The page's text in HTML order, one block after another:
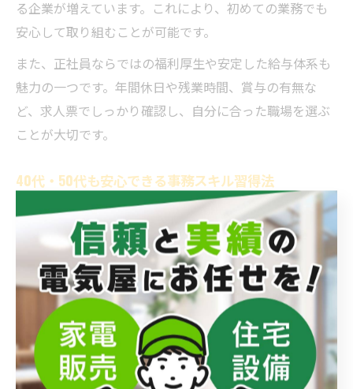
る企業が増えています。これにより、初めての業務でも
安心して取り組むことが可能です。
また、正社員ならではの福利厚生や安定した給与体系も
魅力の一つです。年間休日や残業時間、賞与の有無な
ど、求人票でしっかり確認し、自分に合った職場を選ぶ
ことが大切です。
40代・50代も安心できる事務スキル習得法
40代・50代で事務職の正社員を目指す場合、不安を感じ
る方も多いですが、年齢に関係なく習得できるスキルが
あります。特にパソコン基本操作や、ビジネスマナー、
書類作成能力は年代問わず重要です。地域のハローワー
クや職業訓練校では、年齢層別の研修やサポートも充実
しています。
具体的な習得方法としては、パソコン教室への通学や、
オンライン学習サービスの活用が効果的です。実際に大